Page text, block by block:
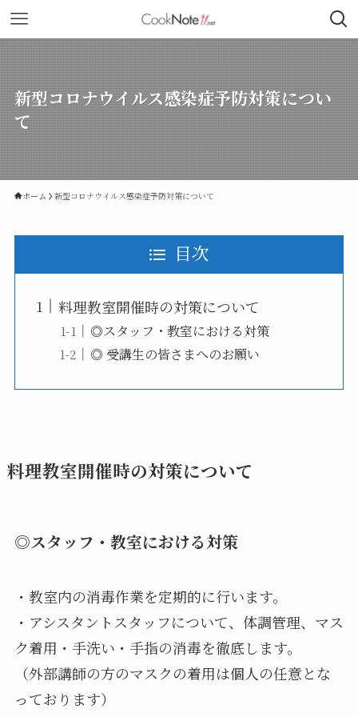
新型コロナウイルス感染症予防対策につい
て
ホーム 新型コロナウイルス感染症予防対策について
目次
料理教室開催時の対策について
◎スタッフ・教室における対策
◎ 受講生の皆さまへのお願い
料理教室開催時の対策について
◎スタッフ・教室における対策
・教室内の消毒作業を定期的に行います。
・アシスタントスタッフについて、体調管理、マス
ク着用・手洗い・手指の消毒を徹底します。
（外部講師の方のマスクの着用は個人の任意とな
っております）